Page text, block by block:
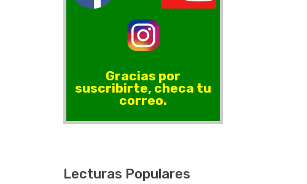
Gracias por
suscribirte, checa tu
correo.
Lecturas Populares